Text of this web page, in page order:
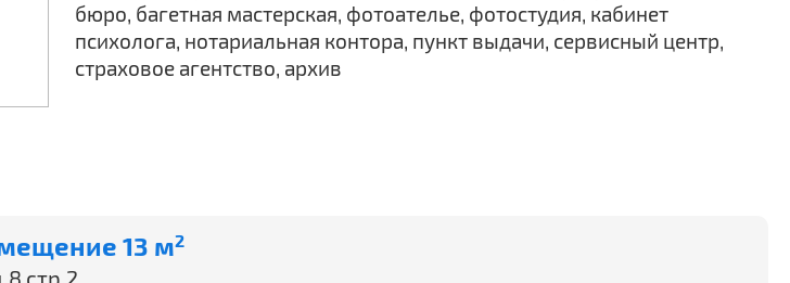
бюро, багетная мастерская, фотоателье, фотостудия, кабинет
психолога, нотариальная контора, пункт выдачи, сервисный центр,
страховое агентство, архив
13 м2
стр.2